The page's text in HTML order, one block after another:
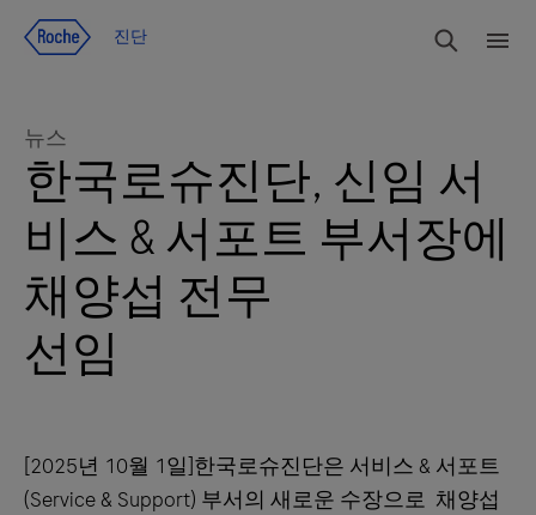
진단
뉴스
한국로슈진단, 신임 서
비스 & 서포트 부서장에
채양섭 전무
선임
[2025년 10월 1일]한국로슈진단은 서비스 & 서포트
(Service & Support) 부서의 새로운 수장으로 채양섭